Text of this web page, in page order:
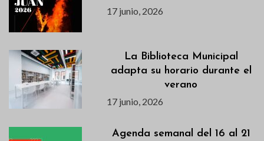
17 junio, 2026
La Biblioteca Municipal
adapta su horario durante el
verano
17 junio, 2026
Agenda semanal del 16 al 21